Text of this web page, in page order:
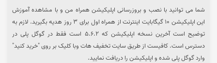
شما می توانید با نصب و بروزرسانی اپلیکیشن همراه من و با مشاهده آموزش
این اپلیکیشن 10 گیگابایت اینترنت از همراه اول برای 3 روز هدیه بگیرید. لازم به
توضیح است آخرین نسخه اپلیکیشن که 5.6.2 است فقط در گوگل پلی در
دسترس است. کافیست از طریق سایت تخفیف هات وبا کلیک بر روی "خرید کنید"
وارد گوگل پلی شده و اپلیکیشن را دریافت نمایید.